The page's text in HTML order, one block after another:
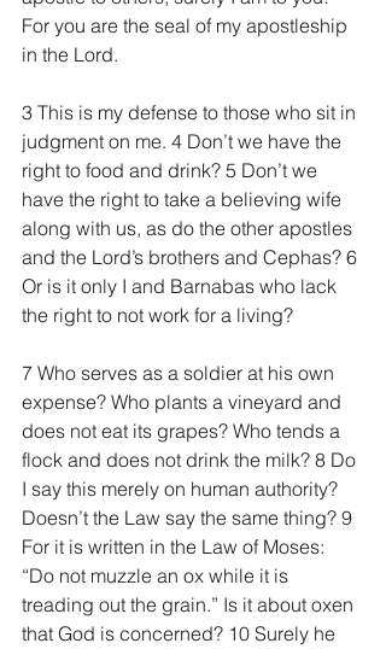
For you are the seal of my apostleship
in the Lord.
3 This is my defense to those who sit in
judgment on me. 4 Don’t we have the
right to food and drink? 5 Don’t we
have the right to take a believing wife
along with us, as do the other apostles
and the Lord’s brothers and Cephas? 6
Or is it only I and Barnabas who lack
the right to not work for a living?
7 Who serves as a soldier at his own
expense? Who plants a vineyard and
does not eat its grapes? Who tends a
flock and does not drink the milk? 8 Do
I say this merely on human authority?
Doesn’t the Law say the same thing? 9
For it is written in the Law of Moses:
“Do not muzzle an ox while it is
treading out the grain.” Is it about oxen
that God is concerned? 10 Surely he